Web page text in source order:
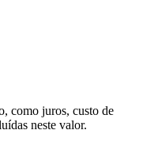
como juros, custo de
neste valor.